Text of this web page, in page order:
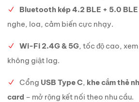
Bluetooth kép 4.2 BLE + 5.0 BLE
nghe, loa, cảm biến cực nhạy.
Wi-Fi 2.4G & 5G, tốc độ cao,
không giật lag.
Cổng USB Type C, khe cắm thẻ
card – mở rộng kết nối theo nhu cầu.